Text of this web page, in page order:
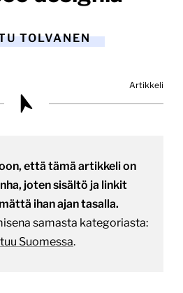
TOLVANEN
Artikkeli
että tämä artikkeli on
joten sisältö ja linkit
ihan ajan tasalla.
samasta kategoriasta:
Suomessa.